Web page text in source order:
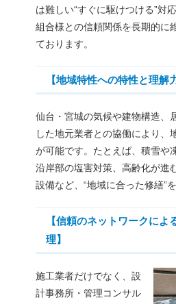
は難しい“すぐに駆けつける”対
組合様との信頼関係を長期的に
ております。
【地域特性への特性と理解力
仙台・宮城の気候や建物構造、
した地元業者との協働により、
が可能です。たとえば、積雪や
沿岸部の塩害対策、高齢化が進
設備など、“地域に合った修繕”
【信頼のネットワークによ
理】
施工業者だけでなく、設
計事務所・管理コンサル